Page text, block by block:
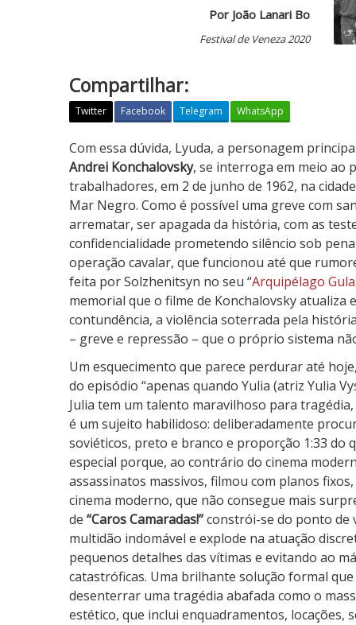
Por João Lanari Bo
Festival de Veneza 2020
Compartilhar:
Twitter Facebook Telegram WhatsApp
C
a
r
o
s
C
a
m
a
r
a
d
a
s
!
Com essa dúvida, Lyuda, a personagem
Andrei Konchalovsky, se interroga em meio ao
trabalhadores, em 2 de junho de 1962, na
Mar Negro. Como é possível uma greve com
arrematar, ser apagada da história, com as
confidencialidade prometendo silêncio sob
operação cavalar, que funcionou até que
feita por Solzhenitsyn no seu “Arquipélago
memorial que o filme de Konchalovsky
contundência, a violência soterrada pela
– greve e repressão – que o próprio sistema
Um esquecimento que parece perdurar até
do episódio “apenas quando Yulia (atriz Yulia
Julia tem um talento maravilhoso para
é um sujeito habilidoso: deliberadamente
soviéticos, preto e branco e proporção 1:33 do
especial porque, ao contrário do cinema
assassinatos massivos, filmou com planos
cinema moderno, que não consegue mais
de “Caros Camaradas!”constrói-se do ponto de
multidão indomável e explode na atuação
pequenos detalhes das vítimas e evitando ao
catastróficas. Uma brilhante solução formal
desenterrar uma tragédia abafada como o
estético, que inclui enquadramentos, locações,